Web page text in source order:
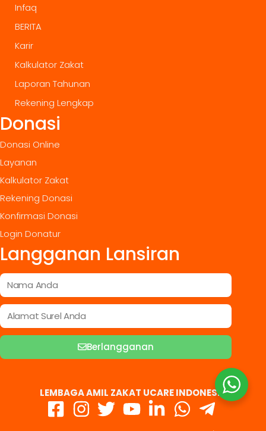
Infaq
BERITA
Karir
Kalkulator Zakat
Laporan Tahunan
Rekening Lengkap
Donasi
Donasi Online
Layanan
Kalkulator Zakat
Rekening Donasi
Konfirmasi Donasi
Login Donatur
Langganan Lansiran
Berlangganan
LEMBAGA AMIL ZAKAT UCARE INDONESIA